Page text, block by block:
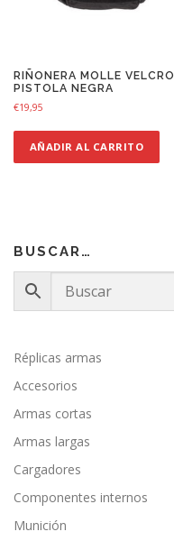
RIÑONERA MOLLE VELCRO
PISTOLA NEGRA
€19,95
AÑADIR AL CARRITO
BUSCAR…
Réplicas armas
Accesorios
Armas cortas
Armas largas
Cargadores
Componentes internos
Munición